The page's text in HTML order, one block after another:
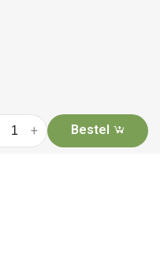
+ Bestel